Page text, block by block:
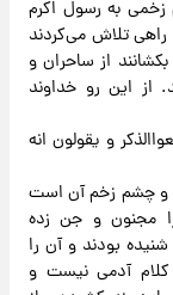
زخمی به رسول اکرم
راهی تلاش می‌کردند
از ساحران و
از این رو خداوند
و یقولون انه
و چشم زخم آن است
مجنون و جن زده
بودند و آن را
کلام آدمی نیست و